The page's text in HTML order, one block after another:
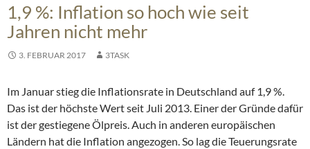
1,9 %: Inflation so hoch wie seit
Jahren nicht mehr
3. FEBRUAR 2017 3TASK
Im Januar stieg die Inflationsrate in Deutschland auf 1,9 %.
Das ist der höchste Wert seit Juli 2013. Einer der Gründe dafür
ist der gestiegene Ölpreis. Auch in anderen europäischen
Ländern hat die Inflation angezogen. So lag die Teuerungsrate